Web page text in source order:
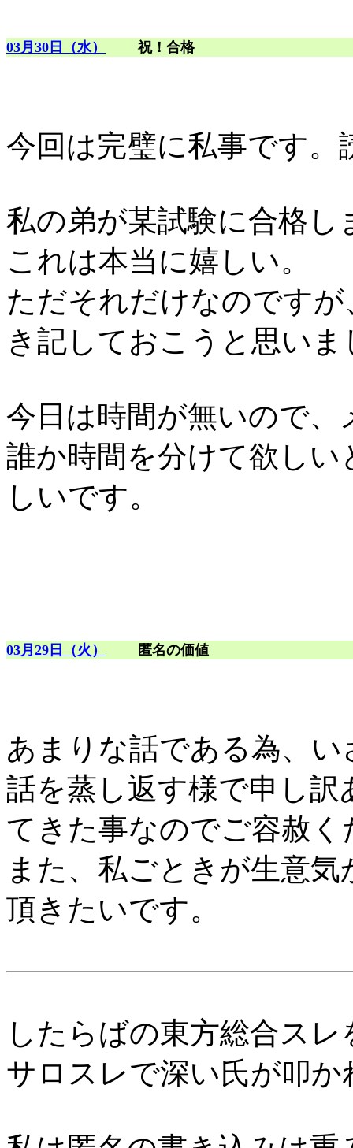
03月30日（水） 祝！合格
今回は完璧に私事です
私の弟が某試験に合格し
これは本当に嬉しい。
ただそれだけなのです
き記しておこうと思いま
今日は時間が無いので
誰か時間を分けて欲し
しいです。
03月29日（火） 匿名の価値
あまりな話である為、
話を蒸し返す様で申し
てきた事なのでご容赦く
また、私ごときが生意
頂きたいです。
したらばの東方総合ス
サロスレで深い氏が叩か